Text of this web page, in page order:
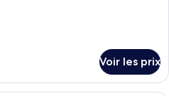
Voir les prix